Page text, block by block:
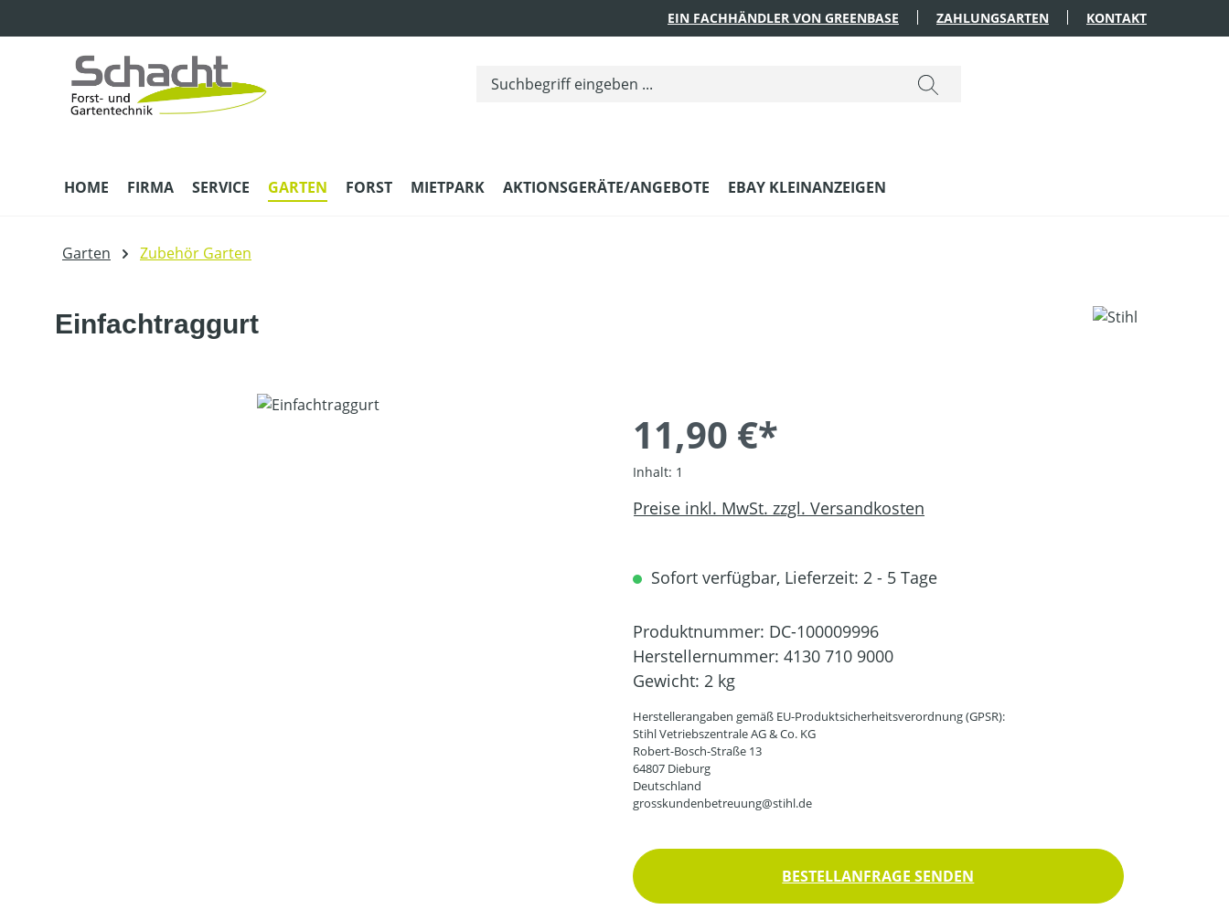
EIN FACHHÄNDLER VON GREENBASE ZAHLUNGSARTEN KONTAKT
HOME FIRMA SERVICE GARTEN FORST MIETPARK AKTIONSGERÄTE/ANGEBOTE EBAY KLEINANZEIGEN
Garten Zubehör Garten
Einfachtraggurt
11,90 €*
Inhalt: 1
Preise inkl. MwSt. zzgl. Versandkosten
Sofort verfügbar, Lieferzeit: 2 - 5 Tage
Produktnummer: DC-100009996
Herstellernummer: 4130 710 9000
Gewicht: 2 kg
Herstellerangaben gemäß EU-Produktsicherheitsverordnung (GPSR):
Stihl Vetriebszentrale AG & Co. KG
Robert-Bosch-Straße 13
64807 Dieburg
Deutschland
grosskundenbetreuung@stihl.de
BESTELLANFRAGE SENDEN